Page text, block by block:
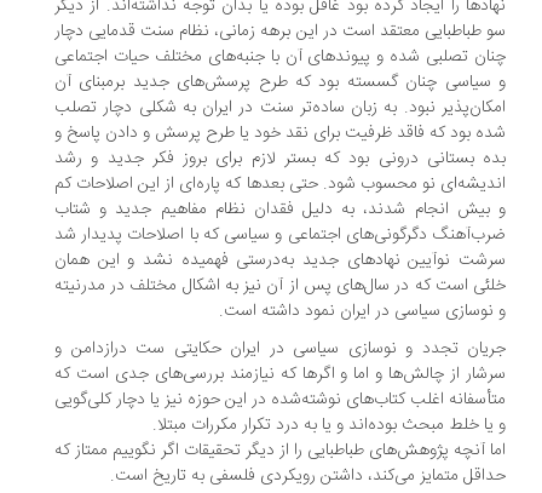
را ایجاد کرده بود غافل بوده یا بدان توجه نداشته‌اند. از دیگر
طباطبایی معتقد است در این برهه زمانی، نظام سنت قدمایی دچار
تصلبی شده و پیوندهای آن با جنبه‌های مختلف حیات اجتماعی
چنان گسسته بود که طرح پرسش‌های جدید برمبنای آن
نبود. به زبان ساده‌تر سنت در ایران به شکلی دچار تصلب
بود که فاقد ظرفیت برای نقد خود یا طرح پرسش و دادن پاسخ و
بستانی درونی بود که بستر لازم برای بروز فکر جدید و رشد
نو محسوب شود. حتی بعدها که پاره‌ای از این اصلاحات کم
انجام شدند، به دلیل فقدان نظام مفاهیم جدید و شتاب
دگرگونی‌های اجتماعی و سیاسی که با اصلاحات پدیدار شد
نوآیین نهادهای جدید به‌درستی فهمیده نشد و این همان
است که در سال‌های پس از آن نیز به اشکال مختلف در مدرنیته
سیاسی در ایران نمود داشته است.
تجدد و نوسازی سیاسی در ایران حکایتی ست درازدامن و
از چالش‌ها و اما و اگرها که نیازمند بررسی‌های جدی است که
اغلب کتاب‌های نوشته‌شده در این حوزه نیز یا دچار کلی‌گویی
خلط مبحث بوده‌اند و یا به درد تکرار مکررات مبتلا.
آنچه پژوهش‌های طباطبایی را از دیگر تحقیقات اگر نگوییم ممتاز که
متمایز می‌کند، داشتن رویکردی فلسفی به تاریخ است.